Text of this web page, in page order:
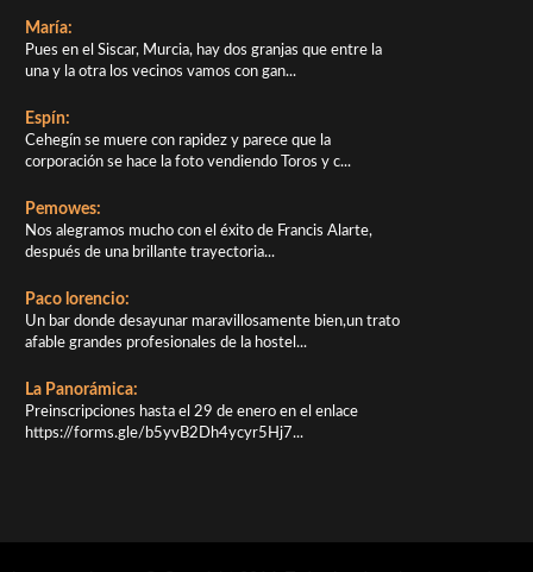
María:
Pues en el Siscar, Murcia, hay dos granjas que entre la
una y la otra los vecinos vamos con gan...
Espín:
Cehegín se muere con rapidez y parece que la
corporación se hace la foto vendiendo Toros y c...
Pemowes:
Nos alegramos mucho con el éxito de Francis Alarte,
después de una brillante trayectoria...
Paco lorencio:
Un bar donde desayunar maravillosamente bien,un trato
afable grandes profesionales de la hostel...
La Panorámica:
Preinscripciones hasta el 29 de enero en el enlace
https://forms.gle/b5yvB2Dh4ycyr5Hj7...